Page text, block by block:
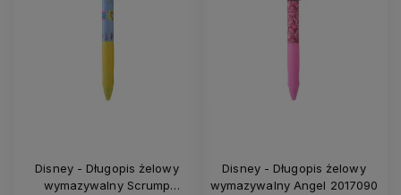
Disney - Długopis żelowy
wymazywalny Scrump
Disney - Długopis żelowy
wymazywalny Angel 2017090